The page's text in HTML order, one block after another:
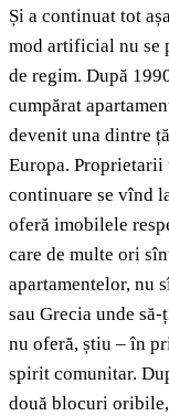
Și a continuat tot
mod artificial nu se
de regim. După
cumpărat
devenit una dintre
Europa.
continuare se vînd
oferă imobilele
care de multe ori
apartamentelor, nu
sau Grecia unde
nu oferă, știu – în
spirit comunitar.
două blocuri